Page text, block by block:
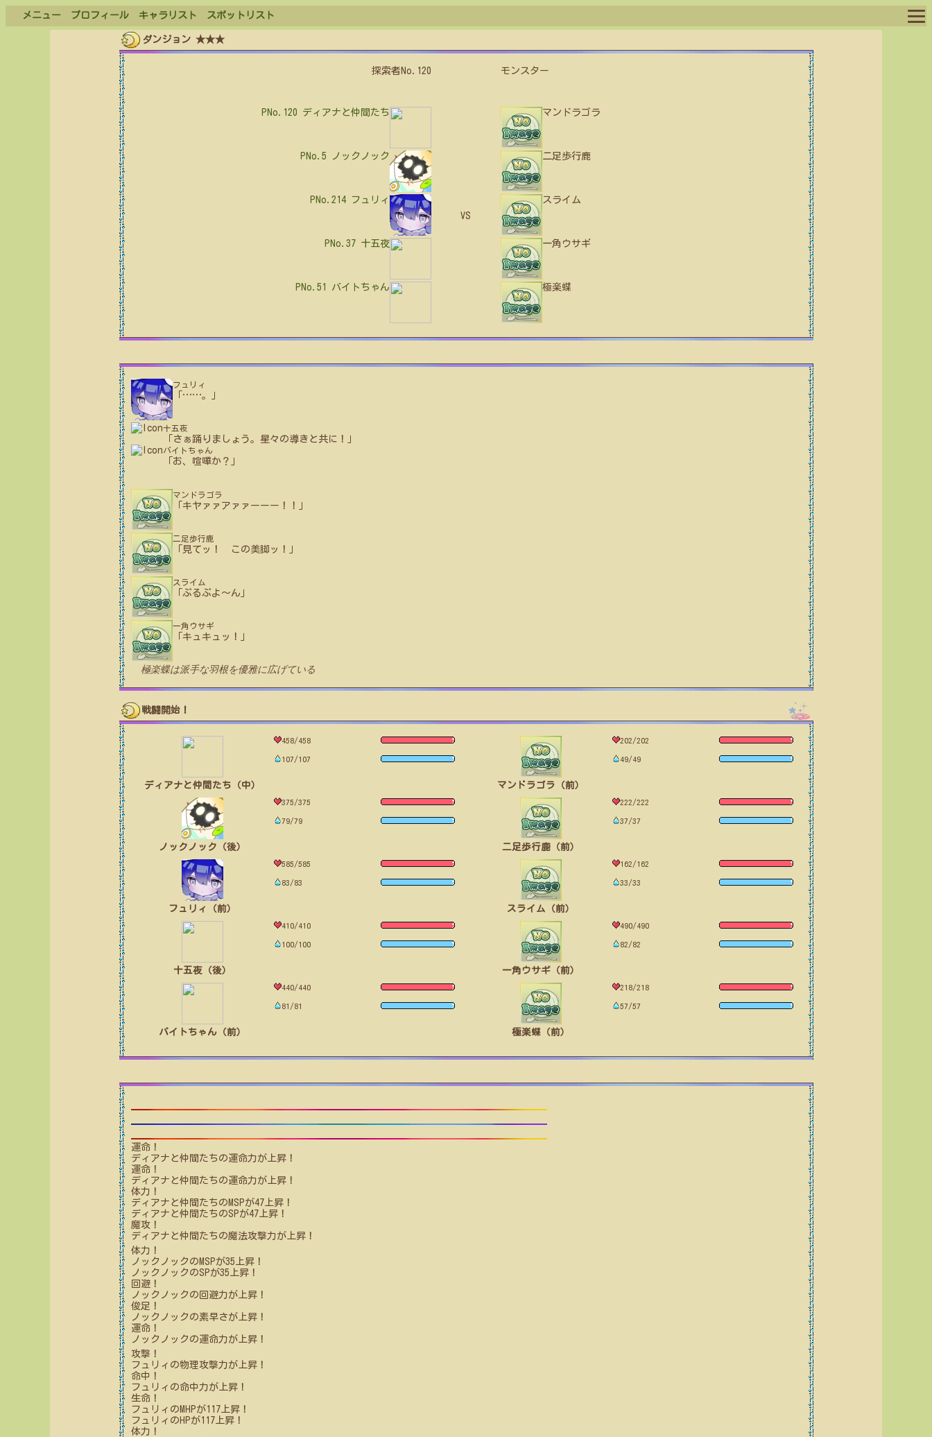
メニュー プロフィール キャラリスト スポットリスト
ログイン
ログアウト
ダンジョン ★★★
探索者No.120 モンスター
PNo.120 ディアナと仲間たち
VS
マンドラゴラ
PNo.5 ノックノック 二足歩行鹿
PNo.214 フュリィ スライム
PNo.37 十五夜 一角ウサギ
PNo.51 バイトちゃん 極楽蝶
フュリィ
……。」
十五夜
「さぁ踊りましょう。星々の導きと共に！」
バイトちゃん
「お、喧嘩か？」
マンドラゴラ
「キヤァァアァァーーー！！」
二足歩行鹿
「見てッ！ この美脚ッ！」
スライム
「ぷるぷよ〜ん」
一角ウサギ
「キュキュッ！」
極楽蝶は派手な羽根を優雅に広げている
戦闘開始！
ディアナと仲間たち（中）
458/458
107/107
ノックノック（後）
375/375
79/79
フュリィ（前）
585/585
83/83
十五夜（後）
410/410
100/100
バイトちゃん（前）
440/440
81/81
マンドラゴラ（前）
202/202
49/49
二足歩行鹿（前）
222/222
37/37
スライム（前）
162/162
33/33
一角ウサギ（前）
490/490
82/82
極楽蝶（前）
218/218
57/57
運命！
ディアナと仲間たち の運命力が上昇！
運命！
ディアナと仲間たち の運命力が上昇！
体力！
ディアナと仲間たち のMSPが47上昇！
ディアナと仲間たち のSPが47上昇！
魔攻！
ディアナと仲間たち の魔法攻撃力が上昇！
体力！
ノックノック のMSPが35 上昇！
ノックノック のSPが35 上昇！
回避！
ノックノック の回避力が上昇！
俊足！
ノックノック の素早さが上昇！
運命！
ノックノック の運命力が上昇！
攻撃！
フュリィ の物理攻撃力が上昇！
命中！
フュリィ の命中力が上昇！
生命！
フュリィ のMHPが117上昇！
フュリィ のHPが117上昇！
体力！